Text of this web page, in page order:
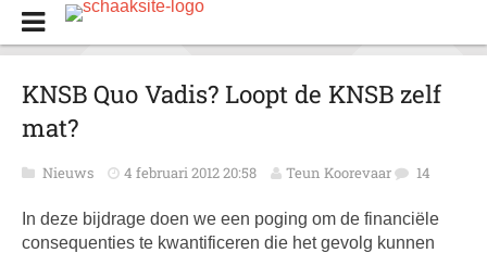
KNSB Quo Vadis? Loopt de KNSB zelf
mat?
Nieuws 4 februari 2012 20:58 Teun Koorevaar 14
In deze bijdrage doen we een poging om de financiële
consequenties te kwantificeren die het gevolg kunnen